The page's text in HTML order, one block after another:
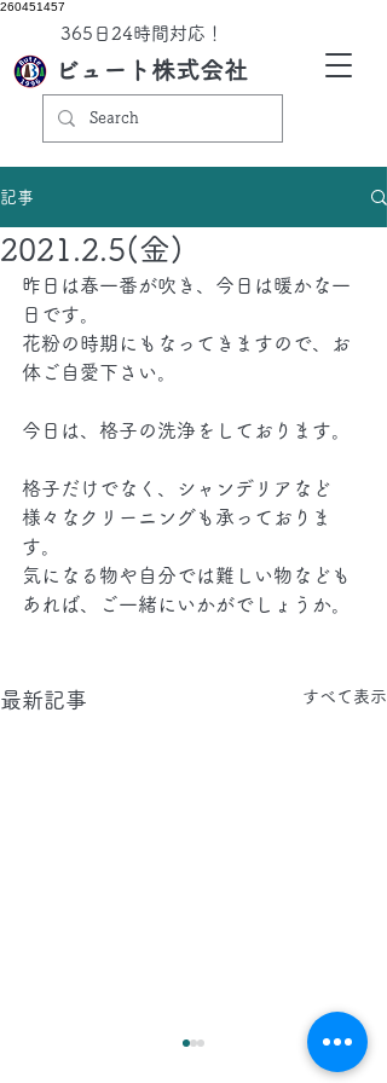
260451457
ビュート株式会社
​365日24時間対応！
記事
2021.2.5(金)
昨日は春一番が吹き、今日は暖かな一
日です。
花粉の時期にもなってきますので、お
体ご自愛下さい。
今日は、格子の洗浄をしております。
格子だけでなく、シャンデリアなど
様々なクリーニングも承っておりま
す。
気になる物や自分では難しい物なども
あれば、ご一緒にいかがでしょうか。
最新記事 すべて表示